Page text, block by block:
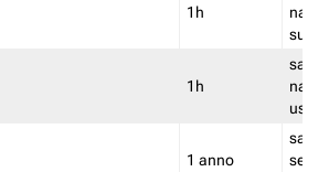
1h
su
1h
salva
1 anno
salva